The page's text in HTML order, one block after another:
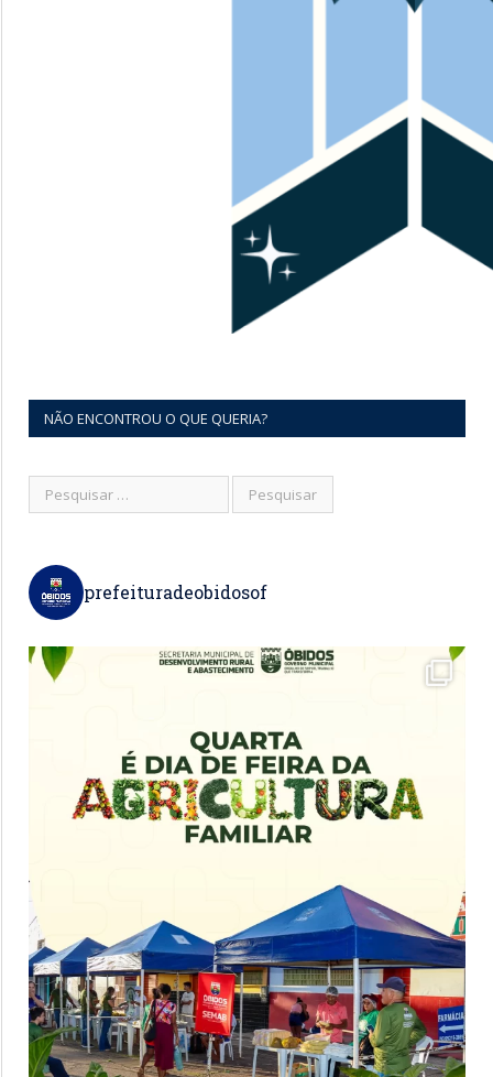
NÃO ENCONTROU O QUE QUERIA?
prefeituradeobidosof